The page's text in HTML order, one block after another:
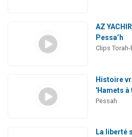
AZ
Pessa’h
Clips Torah-
Histoire
'Hamets à
Pessah
La liberté